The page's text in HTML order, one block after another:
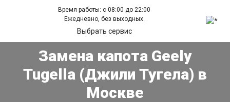
Время работы: с 08:00 до 22:00
Ежедневно, без выходных.
Выбрать сервис
Замена капота Geely
Tugella (Джили Тугела) в
Москве